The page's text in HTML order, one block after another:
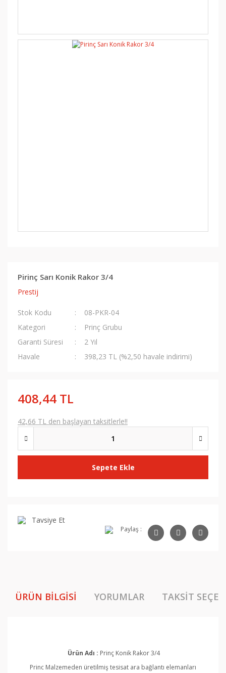
Pirinç Sarı Konik Rakor 3/4
Prestij
Stok Kodu
08-PKR-04
Kategori
Prinç Grubu
Garanti Süresi
2 Yıl
Havale
398,23 TL (%2,50 havale indirimi)
408,44 TL
42,66 TL den başlayan taksitlerle!!
Sepete Ekle
Tavsiye Et
Paylaş :
ÜRÜN BILGISI YORUMLAR TAKSIT
Ürün Adı : Prinç Konik Rakor 3/4
Princ Malzemeden üretilmiş tesisat ara bağlantı elemanları